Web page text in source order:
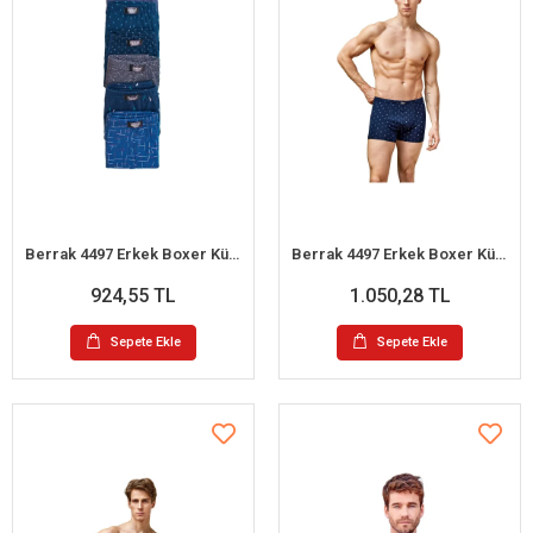
Berrak 4497 Erkek Boxer Külot 6lı Paket Karışık Renk - XL
924,55 TL
Sepete Ekle
Berrak 4497 Erkek Boxer Külot 6lı Paket Karışık Renk - XXL
1.050,28 TL
Sepete Ekle